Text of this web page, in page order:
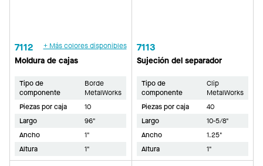
7112 + Más colores disponibles
Moldura de cajas
Tipo de
componente
Borde
MetalWorks
Piezas por caja
10
Largo
96"
Ancho
1"
Altura
1"
7113
Sujeción del separador
Tipo de
componente
Clip
MetalWorks
Piezas por caja
40
Largo
10-5/8"
Ancho
1.25"
Altura
1"